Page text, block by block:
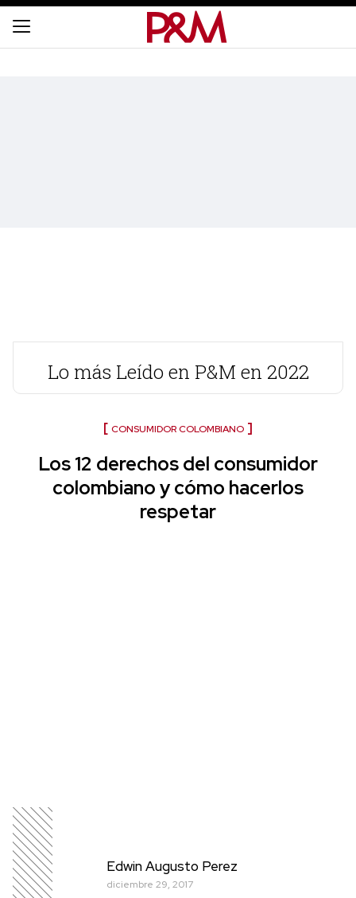
Lo más Leído en P&M en 2022
CONSUMIDOR COLOMBIANO
Los 12 derechos del consumidor
colombiano y cómo hacerlos
respetar
Edwin Augusto Perez
diciembre 29, 2017